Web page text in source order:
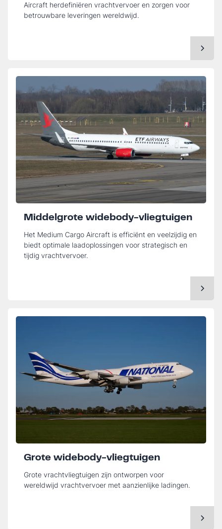
Aircraft herdefiniëren vrachtvervoer en zorgen voor
betrouwbare leveringen wereldwijd.
Middelgrote widebody-vliegtuigen
Het Medium Cargo Aircraft is efficiënt en veelzijdig en
biedt optimale laadoplossingen voor strategisch en
tijdig vrachtvervoer.
Grote widebody-vliegtuigen
Grote vrachtvliegtuigen zijn ontworpen voor
wereldwijd vrachtvervoer met aanzienlijke ladingen.